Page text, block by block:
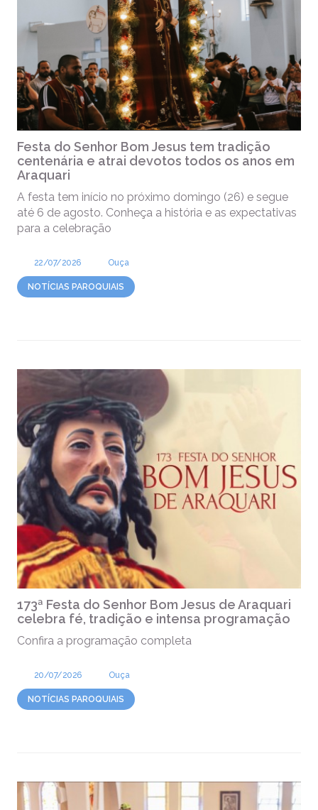
Festa do Senhor Bom Jesus tem tradição
centenária e atrai devotos todos os anos em
Araquari
A festa tem início no próximo domingo (26) e segue
até 6 de agosto. Conheça a história e as expectativas
para a celebração
22/07/2026 Ouça
NOTÍCIAS PAROQUIAIS
173ª Festa do Senhor Bom Jesus de Araquari
celebra fé, tradição e intensa programação
Confira a programação completa
20/07/2026 Ouça
NOTÍCIAS PAROQUIAIS